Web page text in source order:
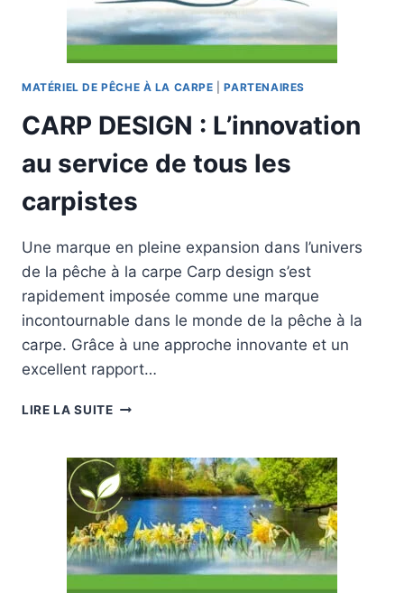
MAÏS,
BOUILLETTES,
TIGER
NUTS
MATÉRIEL DE PÊCHE À LA CARPE |PARTENAIRES
CARP DESIGN : L’innovation
au service de tous les
carpistes
Une marque en pleine expansion dans l’univers
de la pêche à la carpe Carp design s’est
rapidement imposée comme une marque
incontournable dans le monde de la pêche à la
carpe. Grâce à une approche innovante et un
excellent rapport…
LIRE LA SUITECARP
L’INNOVATION
AU
SERVICE
DE
TOUS
LES
CARPISTES